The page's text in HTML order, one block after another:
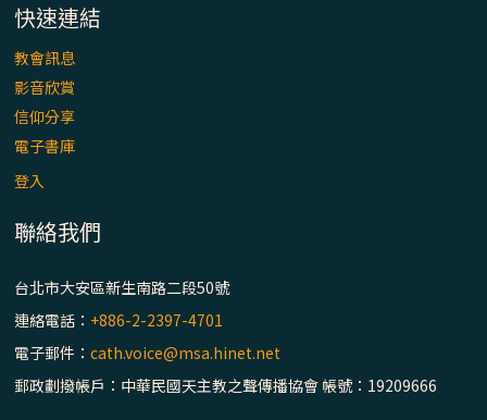
快速連結
教會訊息
影音欣賞
信仰分享
電子書庫
登入
聯絡我們
台北市大安區新生南路二段50號
連絡電話： +886-2-2397-4701
電子郵件：cath.voice@msa.hinet.net
郵政劃撥帳戶：中華民國天主教之聲傳播協會 帳號：19209666